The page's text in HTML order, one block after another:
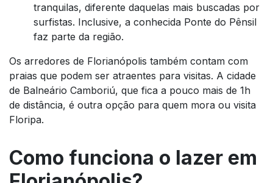
tranquilas, diferente daquelas mais buscadas por
surfistas. Inclusive, a conhecida Ponte do Pênsil
faz parte da região.
Os arredores de Florianópolis também contam com
praias que podem ser atraentes para visitas. A cidade
de Balneário Camboriú, que fica a pouco mais de 1h
de distância, é outra opção para quem mora ou visita
Floripa.
Como funciona o lazer em